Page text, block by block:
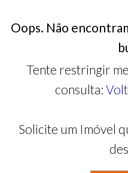
Oops. Não
Tente restringir
consulta:
Solicite um Imóvel